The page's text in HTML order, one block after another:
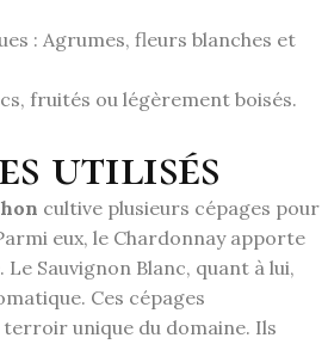
: Agrumes, fleurs blanches et
fruités ou légèrement boisés.
utilisés
cultive plusieurs cépages pour
eux, le Chardonnay apporte
Sauvignon Blanc, quant à lui,
Ces cépages
terroir unique du domaine. Ils